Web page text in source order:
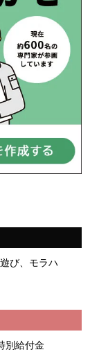
び、モラハ
別給付金